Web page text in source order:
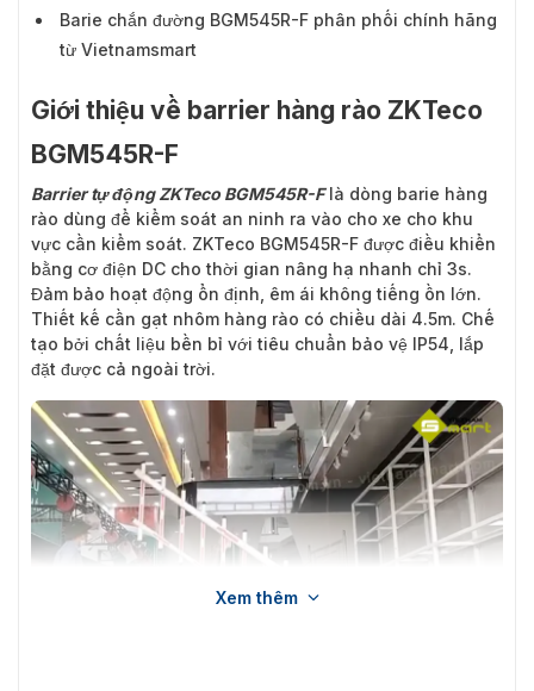
Barie chắn đường BGM545R-F phân phối chính hãng
từ Vietnamsmart
Giới thiệu về barrier hàng rào ZKTeco
BGM545R-F
Barrier tự động ZKTeco BGM545R-Flà dòng barie hàng
rào dùng để kiểm soát an ninh ra vào cho xe cho khu
vực cần kiểm soát. ZKTeco BGM545R-F được điều khiển
bằng cơ điện DC cho thời gian nâng hạ nhanh chỉ 3s.
Đảm bảo hoạt động ổn định, êm ái không tiếng ồn lớn.
Thiết kế cần gạt nhôm hàng rào có chiều dài 4.5m. Chế
tạo bởi chất liệu bền bỉ với tiêu chuẩn bảo vệ IP54, lắp
đặt được cả ngoài trời.
Xem thêm